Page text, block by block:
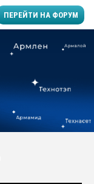
ПЕРЕЙТИ НА ФОРУМ
умельцы изготовили
Продажа готового
производство SPC